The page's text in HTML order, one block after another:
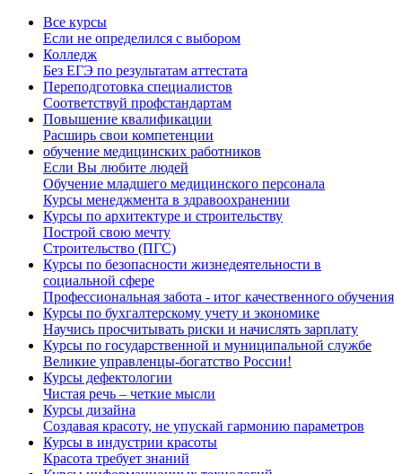
Все курсы
Если не определился с выбором
Колледж
Без ЕГЭ по результатам аттестата
Переподготовка специалистов
Соответствуй профстандартам
Повышение квалификации
Расширь свои компетенции
обучение медицинских работников
Если Вы любите людей
Обучение младшего медицинского персонала
Курсы менеджмента в здравоохранении
Курсы по архитектуре и строительству
Построй свою мечту
Строительство (ПГС)
Курсы по безопасности жизнедеятельности в
социальной сфере
Профессиональная забота - итог качественного обучения
Курсы по бухгалтерскому учету и экономике
Научись просчитывать риски и начислять зарплату
Курсы по государственной и муниципальной службе
Великие управленцы-богатство России!
Курсы дефектологии
Чистая речь – четкие мысли
Курсы дизайна
Создавая красоту, не упускай гармонию параметров
Курсы в индустрии красоты
Красота требует знаний